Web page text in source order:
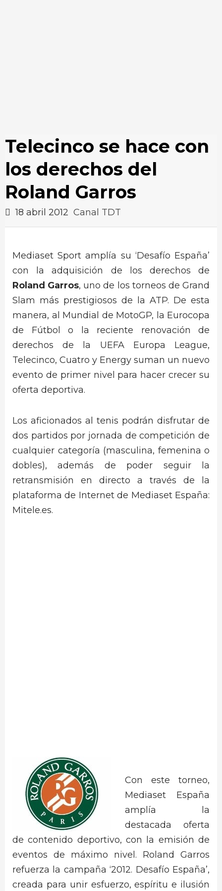
Telecinco se hace con
los derechos del
Roland Garros
18 abril 2012 Canal TDT
Mediaset Sport amplía su ‘Desafío España’
con la adquisición de los derechos de
Roland Garros, uno de los torneos de Grand
Slam más prestigiosos de la ATP. De esta
manera, al Mundial de MotoGP, la Eurocopa
de Fútbol o la reciente renovación de
derechos de la UEFA Europa League,
Telecinco, Cuatro y Energy suman un nuevo
evento de primer nivel para hacer crecer su
oferta deportiva.
Los aficionados al tenis podrán disfrutar de
dos partidos por jornada de competición de
cualquier categoría (masculina, femenina o
dobles), además de poder seguir la
retransmisión en directo a través de la
plataforma de Internet de Mediaset España:
Mitele.es.
Con este torneo,
Mediaset España
amplía la
destacada oferta
de contenido deportivo, con la emisión de
eventos de máximo nivel. Roland Garros
refuerza la campaña ‘2012. Desafío España’,
creada para unir esfuerzo, espíritu e ilusión